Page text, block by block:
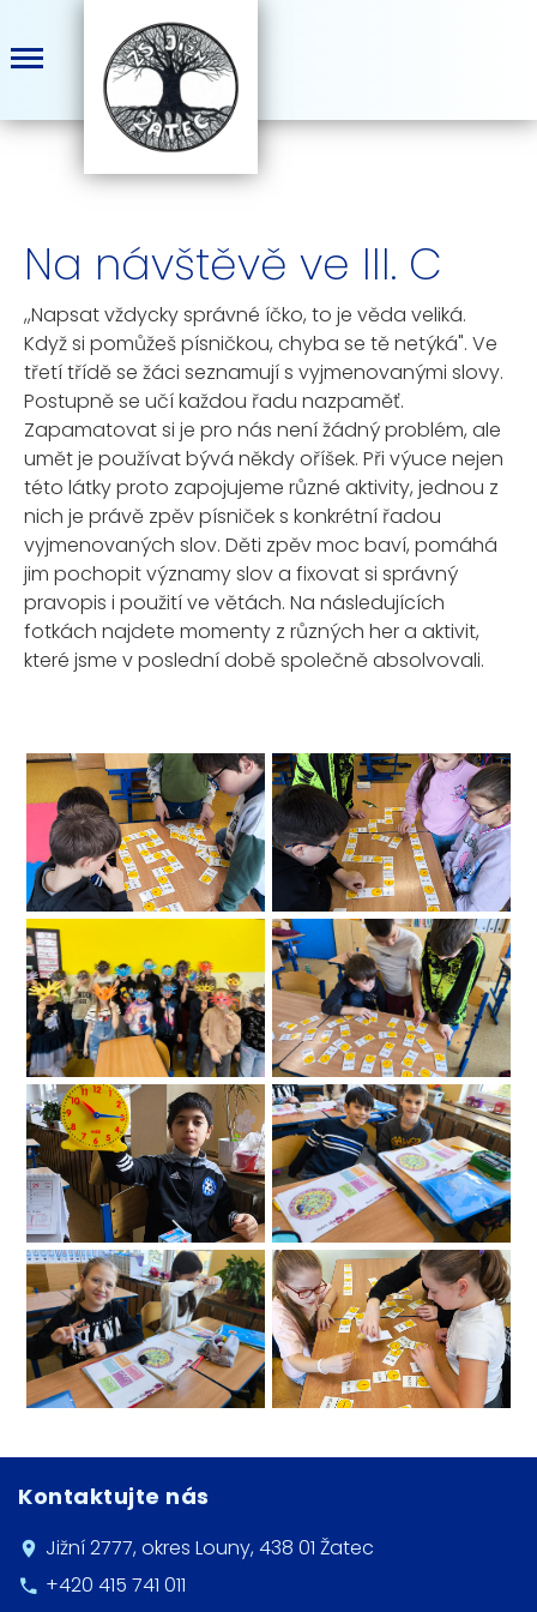
Na návštěvě ve III. C
,,Napsat vždycky správné íčko, to je věda veliká.
Když si pomůžeš písničkou, chyba se tě netýká". Ve
třetí třídě se žáci seznamují s vyjmenovanými slovy.
Postupně se učí každou řadu nazpaměť.
Zapamatovat si je pro nás není žádný problém, ale
umět je používat bývá někdy oříšek. Při výuce nejen
této látky proto zapojujeme různé aktivity, jednou z
nich je právě zpěv písniček s konkrétní řadou
vyjmenovaných slov. Děti zpěv moc baví, pomáhá
jim pochopit významy slov a fixovat si správný
pravopis i použití ve větách. Na následujících
fotkách najdete momenty z různých her a aktivit,
které jsme v poslední době společně absolvovali.
Kontaktujte nás
Jižní 2777, okres Louny, 438 01 Žatec
+420 415 741 011